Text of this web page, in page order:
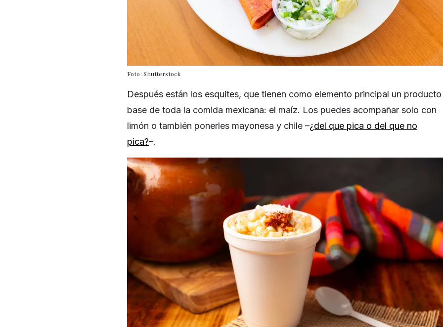
Foto: Shutterstock
Después están los esquites, que tienen como elemento principal un producto
base de toda la comida mexicana: el maíz. Los puedes acompañar solo con
limón o también ponerles mayonesa y chile –¿del que pica o del que no
pica?–.